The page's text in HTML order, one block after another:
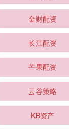
金财配资
长江配资
芒果配资
云谷策略
KB资产